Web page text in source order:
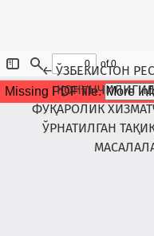
←Maqola
ЎЗБЕКИСТОН
ФУҚАРОЛИК
ЎРНАТИЛГАН